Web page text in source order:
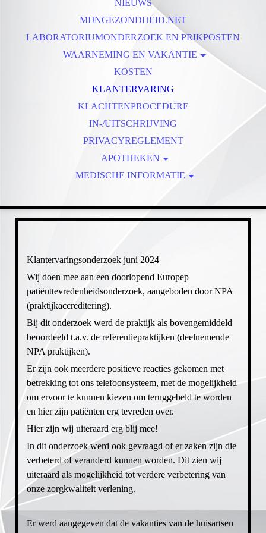
AFSPRAKEN AFZEGGEN
NIEUWS
MIJNGEZONDHEID.NET
LABORATORIUMONDERZOEK EN PRIKPOSTEN
WAARNEMING EN VAKANTIE
VAKANTIE
KOSTEN
KLANTERVARING
KLACHTENPROCEDURE
IN-/UITSCHRIJVING
PRIVACYREGLEMENT
APOTHEKEN
DE SCHELFHORST
SLUITERSVELD
ACACIA
LAMBERTS-BAKKER
WINDMOLENBROEK
MEDISCHE INFORMATIE
COPD
GGZ
BEVOLKINGSONDERZOEK
THUISARTS.NL
SEKSUALITEIT
Klantervaringsonderzoek juni 2024
Wij doen mee aan een doorlopend Europep
patiënttevredenheidsonderzoek, aangeboden door NPA
(praktijkaccreditering).
Bij dit onderzoek werd de praktijk als bovengemiddeld
beoordeeld t.a.v. de referentiepraktijken (deelnemende
NPA praktijken).
Er zijn ook meerdere positieve reacties gekomen met
betrekking tot ons telefoonsysteem, met de mogelijkheid
om ervoor te kunnen kiezen om teruggebeld te worden
en hier zijn patiënten erg tevreden over.
Hier zijn wij uiteraard erg blij mee!
In dit onderzoek werd ook gevraagd of er zaken zijn die
verbeterd of veranderd kunnen worden. Dit zien wij
uiteraard als mogelijkheid tot verdere verbetering van
onze zorgkwaliteit verlening.
Er werd aangegeven dat de vakanties van de huisartsen